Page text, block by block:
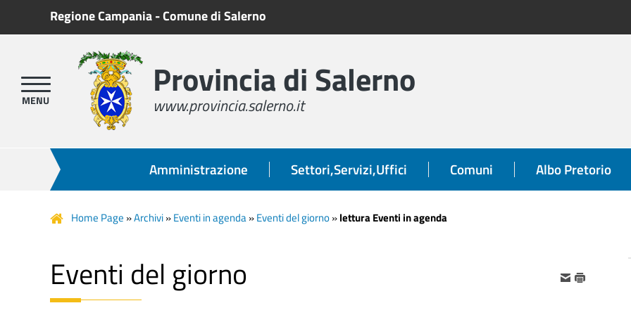
Regione Campania-Comune di Salerno
Provincia di Salerno
www.provincia.salerno.it
Amministrazione Settori,Servizi,Uffici Comuni Albo Pretorio
Home Page »Archivi»Eventi in agenda»Eventi del giorno»lettura Eventi in agenda
Eventi del giorno